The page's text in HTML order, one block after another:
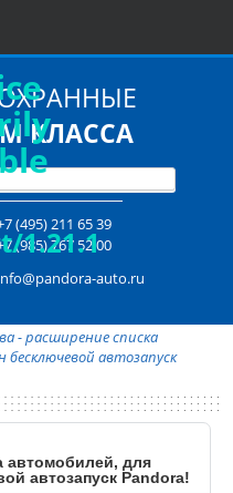
1.21.1
КЛАССА
(495) 211 65 39
(985) 767 52 00
auto.ru
- расширение списка
автозапуск
автомобилей, для
автозапуск Pandora!